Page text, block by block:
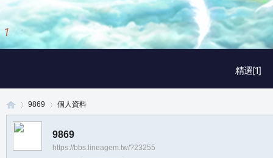
精選[1]
1 / 3
9869 個人資料
9869
https://bbs.lineagem.tw/?23255